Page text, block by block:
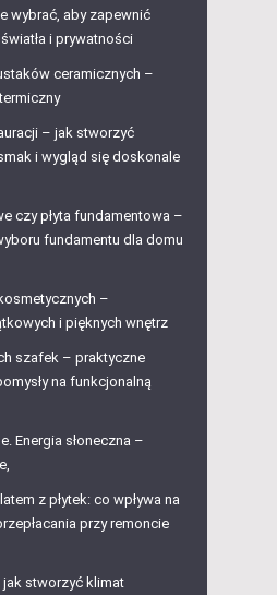
wybrać, aby zapewnić
i prywatności
ceramicznych –
– jak stworzyć
i wygląd się doskonale
czy płyta fundamentowa –
fundamentu dla domu
–
i pięknych wnętrz
szafek – praktyczne
na funkcjonalną
Energia słoneczna –
z płytek: co wpływa na
przy remoncie
stworzyć klimat